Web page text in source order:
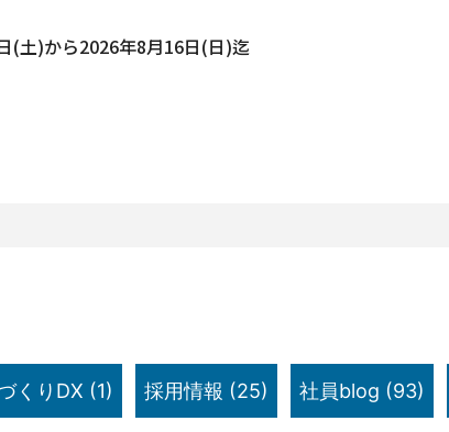
(土)から2026年8月16日(日)迄
くりDX (1) 採用情報 (25) 社員blog (93)